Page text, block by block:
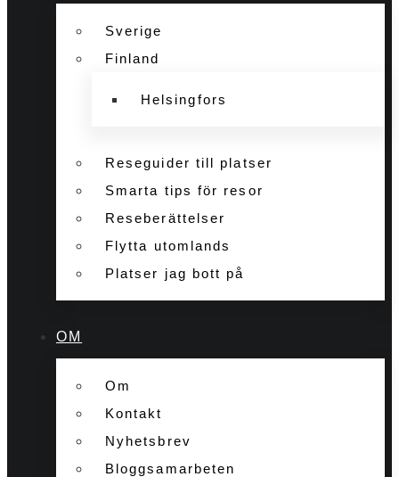
Sverige
Finland
Helsingfors
Reseguider till platser
Smarta tips för resor
Reseberättelser
Flytta utomlands
Platser jag bott på
OM
Om
Kontakt
Nyhetsbrev
Bloggsamarbeten